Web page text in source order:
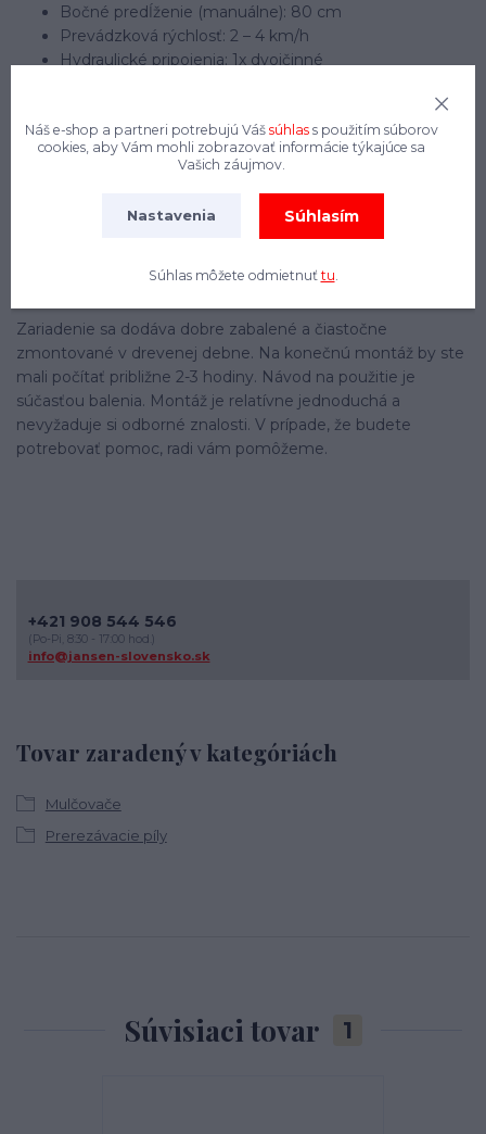
Bočné predĺženie (manuálne): 80 cm
Prevádzková rýchlosť: 2 – 4 km/h
Hydraulické pripojenia: 1x dvojčinné
Tlak oleja: 140 – 180 barov
Hydraulický prietok: min. 15 l/min
Rozmery balenia: 188 x 77 x 60 cm (D x Š x V)
Zariadenie sa dodáva dobre zabalené a čiastočne
zmontované v drevenej debne. Na konečnú montáž by ste
mali počítať približne 2-3 hodiny. Návod na použitie je
súčasťou balenia. Montáž je relatívne jednoduchá a
nevyžaduje si odborné znalosti. V prípade, že budete
potrebovať pomoc, radi vám pomôžeme.
Tovar zaradený v kategóriách
Mulčovače
Prerezávacie píly
+421 908 544 546
(Po-Pi, 8:30 - 17:00 hod.)
info@jansen-slovensko.sk
Súvisiaci tovar 1
Náš e-shop a partneri potrebujú Vášsúhlas s použitím súborov
cookies, aby Vám mohli zobrazovať informácie týkajúce sa
Vašich záujmov.
Nastavenia Súhlasím
Súhlas môžete odmietnuť tu.